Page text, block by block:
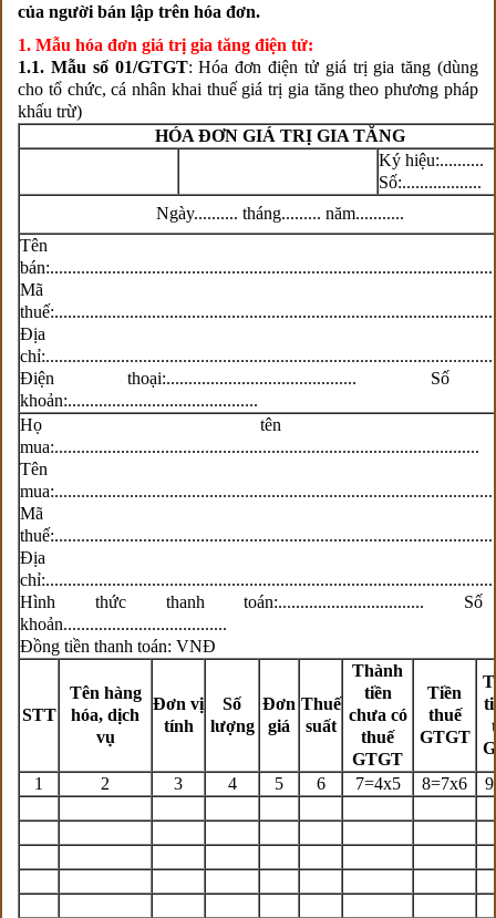
của người bán lập trên hóa đơn.
1. Mẫu hóa đơn giá trị gia tăng điện tử:
1.1. Mẫu số 01/GTGT: Hóa đơn điện tử giá trị gia tăng (dùng
cho tổ chức, cá nhân khai thuế giá trị gia tăng theo phương pháp
khấu trừ)
HÓA ĐƠN GIÁ TRỊ GIA TĂNG
Ký hiệu:..........
Số:..................
Ngày.......... tháng......... năm...........
Tên
Mã
Địa
Điện thoại:...........................................
khoản:...........................................
Họ tên
mua:................................................................................................
Tên
Mã
Địa
Hình thức thanh toán:.................................
khoản.....................................
Đồng tiền thanh toán: VNĐ
STT
Tên hàng
hóa, dịch
vụ
Đơn vị
tính
Số
lượng
Đơn
giá
Thuế
suất
Thành
tiền
chưa có
thuế
GTGT
Tiền
thuế
GTGT
1
2 3 4 5 6 7=4x5 8=7x6